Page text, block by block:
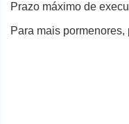
Prazo máximo de
Para mais pormenores,